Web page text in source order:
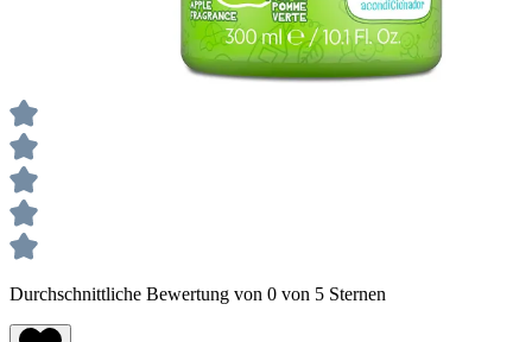
Durchschnittliche Bewertung von 0 von 5 Sternen